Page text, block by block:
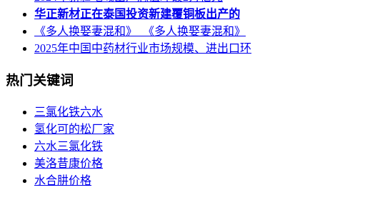
华正新材正在泰国投资新建覆铜板出产的
《多人换娶妻混和》_《多人换娶妻混和》
2025年中国中药材行业市场规模、进出口环
热门关键词
三氯化铁六水
氢化可的松厂家
六水三氯化铁
美洛昔康价格
水合肼价格